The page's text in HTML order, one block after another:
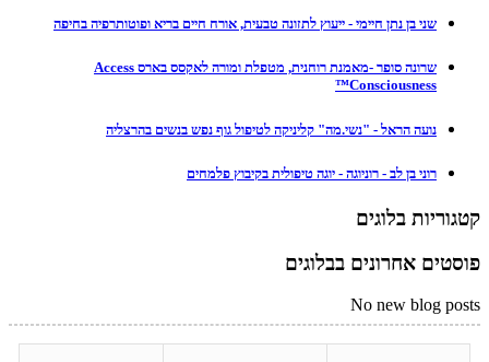
שני בן נתן חיימי - ייעוץ לתזונה טבעית, אורח חיים בריא ופוטותרפיה בחיפה
שרונה סופר -מאמנת רוחנית, מטפלת ומורה לאקסס בארס Access
Consciousness™
נועה הראל - "נשי.מה" קליניקה לטיפול גוף נפש בנשים בהרצליה
רוני בן לב - רוניוגה - יוגה טיפולית בקיבוץ פלמחים
קטגוריות בלוגים
פוסטים אחרונים בבלוגים
No new blog posts